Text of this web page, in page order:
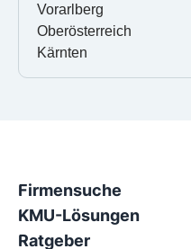
Vorarlberg
Oberösterreich
Kärnten
Firmensuche
KMU-Lösungen
Ratgeber